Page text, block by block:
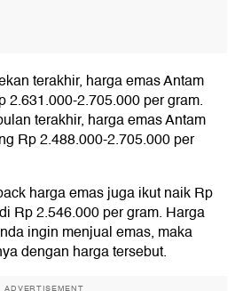
terakhir, harga emas Antam
2.631.000-2.705.000 per gram.
terakhir, harga emas Antam
Rp 2.488.000-2.705.000 per
harga emas juga ikut naik Rp
Rp 2.546.000 per gram. Harga
ingin menjual emas, maka
dengan harga tersebut.